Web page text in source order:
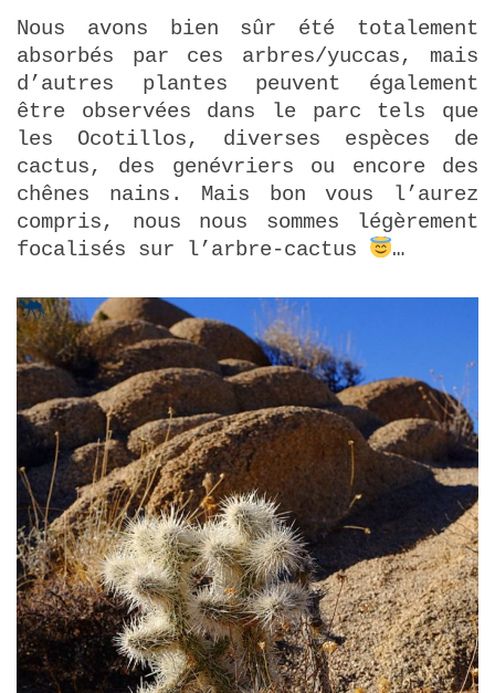
Nous avons bien sûr été totalement
absorbés par ces arbres/yuccas, mais
d’autres plantes peuvent également
être observées dans le parc tels que
les Ocotillos, diverses espèces de
cactus, des genévriers ou encore des
chênes nains. Mais bon vous l’aurez
compris, nous nous sommes légèrement
focalisés sur l’arbre-cactus
…